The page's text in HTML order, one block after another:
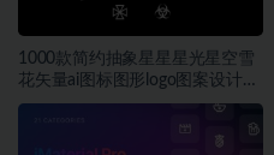
1000款简约抽象星星星光星空雪
花矢量ai图标图形logo图案设计素
材